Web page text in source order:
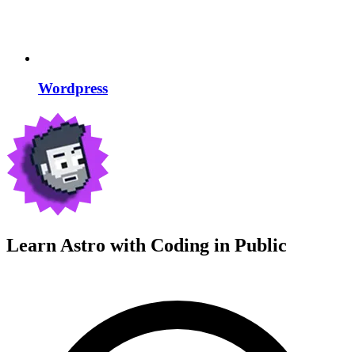
Wordpress
Learn Astro with Coding in Public